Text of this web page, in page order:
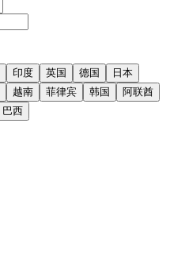
印度 英国 德国
日本
越南 菲律宾 韩国
阿联酋
巴西